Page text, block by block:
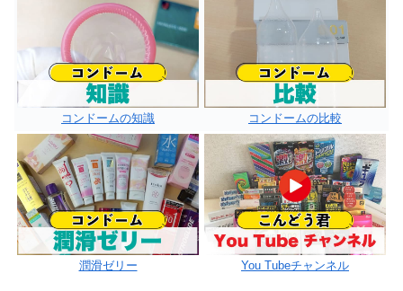
コンドームの知識 コンドームの比較
潤滑ゼリー You Tubeチャンネル